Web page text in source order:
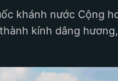
khánh nước Cộng
kính dâng